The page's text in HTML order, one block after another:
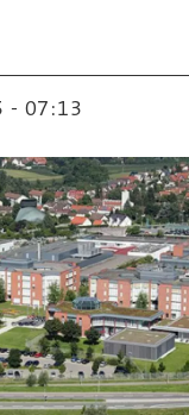
- 07:13